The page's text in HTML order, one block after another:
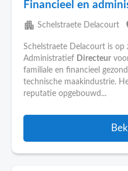
Financieel en
apartment Schelstraete Delacourt
Schelstraete Delacourt is op
Administratief Directeur
familiale en financieel
technische maakindustrie.
reputatie opgebouwd...